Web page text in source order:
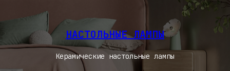
НАСТОЛЬНЫЕ ЛАМПЫ
Керамические настольные лампы